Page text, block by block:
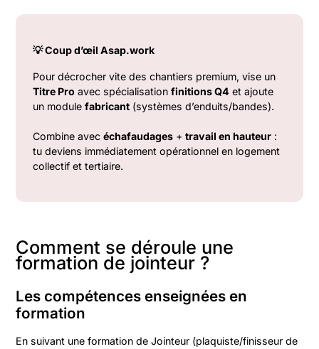
💡 Coup d’œil Asap.work
Pour décrocher vite des chantiers premium, vise un
Titre Pro avec spécialisationfinitions Q4 et ajoute
un modulefabricant (systèmes d’enduits/bandes).
Combine avecéchafaudages +travail en hauteur :
tu deviens immédiatement opérationnel en logement
collectif et tertiaire.
Comment se déroule une
formation de jointeur ?
Les compétences enseignées en
formation
En suivant une formation de Jointeur (plaquiste/finisseur de